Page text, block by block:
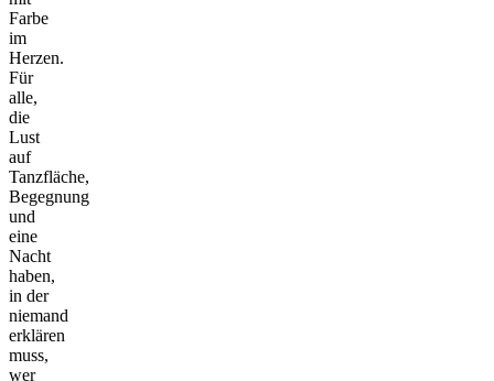
Farbe
im
Herzen.
Für
alle,
die
Lust
auf
Tanzfläche,
Begegnung
und
eine
Nacht
haben,
in der
niemand
erklären
muss,
wer